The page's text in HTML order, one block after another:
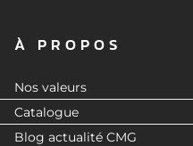
À PROPOS
Nos valeurs
Catalogue
Blog actualité CMG